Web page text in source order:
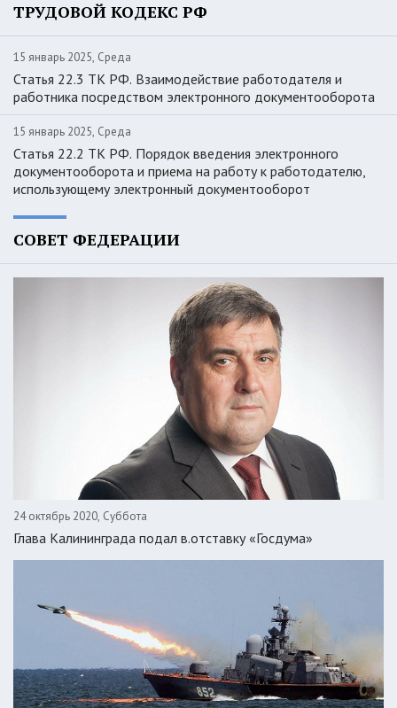
ТРУДОВОЙ КОДЕКС РФ
15 январь 2025, Среда
Статья 22.3 ТК РФ. Взаимодействие работодателя и
работника посредством электронного документооборота
15 январь 2025, Среда
Статья 22.2 ТК РФ. Порядок введения электронного
документооборота и приема на работу к работодателю,
использующему электронный документооборот
СОВЕТ ФЕДЕРАЦИИ
24 октябрь 2020, Суббота
Глава Калининграда подал в.отставку «Госдума»